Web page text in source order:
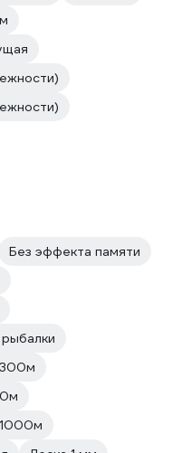
Без эффекта памяти
300м
1000м